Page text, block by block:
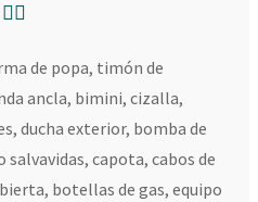
de popa, timón de
ancla, bimini, cizalla,
ducha exterior, bomba de
capota, cabos de
botellas de gas, equipo